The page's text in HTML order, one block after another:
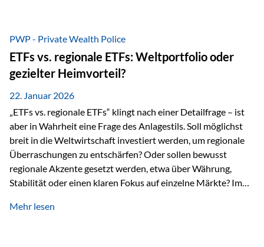
gerade dann, wenn Märkte nervös werden,…
PWP - Private Wealth Police
ETFs vs. regionale ETFs: Weltportfolio oder
gezielter Heimvorteil?
22. Januar 2026
„ETFs vs. regionale ETFs“ klingt nach einer Detailfrage – ist
aber in Wahrheit eine Frage des Anlagestils. Soll möglichst
breit in die Weltwirtschaft investiert werden, um regionale
Überraschungen zu entschärfen? Oder sollen bewusst
regionale Akzente gesetzt werden, etwa über Währung,
Stabilität oder einen klaren Fokus auf einzelne Märkte? Im
Wealth Police der Vienna-Life lassen sich beide Ansätze
Mehr lesen